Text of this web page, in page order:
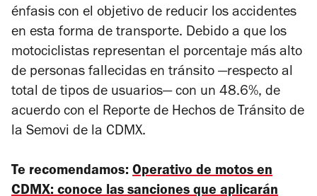
énfasis con el objetivo de reducir los accidentes
en esta forma de transporte. Debido a que los
motociclistas representan el porcentaje más alto
de personas fallecidas en tránsito —respecto al
total de tipos de usuarios— con un 48.6%, de
acuerdo con el Reporte de Hechos de Tránsito de
la Semovi de la CDMX.
Te recomendamos: Operativo de motos en
CDMX: conoce las sanciones que aplicarán